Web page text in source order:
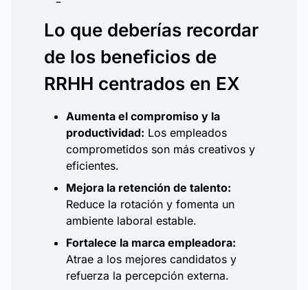
Lo que deberías recordar
de los beneficios de
RRHH centrados en EX
Aumenta el compromiso y la
productividad: Los empleados
comprometidos son más creativos y
eficientes.
Mejora la retención de talento:
Reduce la rotación y fomenta un
ambiente laboral estable.
Fortalece la marca empleadora:
Atrae a los mejores candidatos y
refuerza la percepción externa.